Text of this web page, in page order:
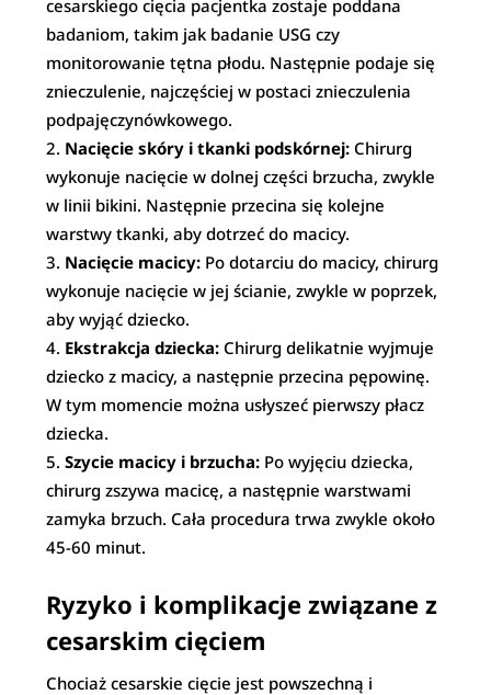
cesarskiego cięcia pacjentka zostaje poddana
badaniom, takim jak badanie USG czy
monitorowanie tętna płodu. Następnie podaje się
znieczulenie, najczęściej w postaci znieczulenia
podpajęczynówkowego.
Nacięcie skóry i tkanki podskórnej: Chirurg
wykonuje nacięcie w dolnej części brzucha, zwykle
w linii bikini. Następnie przecina się kolejne
warstwy tkanki, aby dotrzeć do macicy.
Nacięcie macicy: Po dotarciu do macicy, chirurg
wykonuje nacięcie w jej ścianie, zwykle w poprzek,
aby wyjąć dziecko.
Ekstrakcja dziecka: Chirurg delikatnie wyjmuje
dziecko z macicy, a następnie przecina pępowinę.
W tym momencie można usłyszeć pierwszy płacz
dziecka.
Szycie macicy i brzucha: Po wyjęciu dziecka,
chirurg zszywa macicę, a następnie warstwami
zamyka brzuch. Cała procedura trwa zwykle około
45-60 minut.
Ryzyko i komplikacje związane z
cesarskim cięciem
Chociaż cesarskie cięcie jest powszechną i